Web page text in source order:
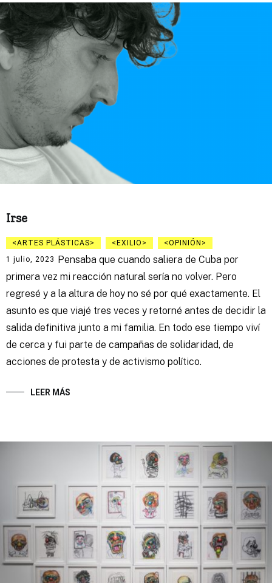
Irse
ARTES PLÁSTICAS EXILIO
OPINIÓN
1 julio, 2023 Pensaba que cuando saliera de Cuba por
primera vez mi reacción natural sería no volver. Pero
regresé y a la altura de hoy no sé por qué exactamente. El
asunto es que viajé tres veces y retorné antes de decidir la
salida definitiva junto a mi familia. En todo ese tiempo viví
de cerca y fui parte de campañas de solidaridad, de
acciones de protesta y de activismo político.
LEER MÁS